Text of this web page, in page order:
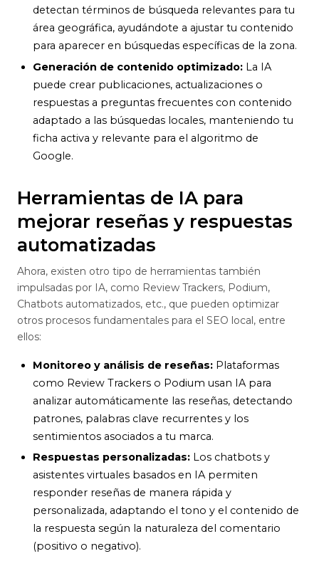
detectan términos de búsqueda relevantes para tu
área geográfica, ayudándote a ajustar tu contenido
para aparecer en búsquedas específicas de la zona.
Generación de contenido optimizado: La IA
puede crear publicaciones, actualizaciones o
respuestas a preguntas frecuentes con contenido
adaptado a las búsquedas locales, manteniendo tu
ficha activa y relevante para el algoritmo de
Google.
Herramientas de IA para
mejorar reseñas y respuestas
automatizadas
Ahora, existen otro tipo de herramientas también
impulsadas por IA, como Review Trackers, Podium,
Chatbots automatizados, etc., que pueden optimizar
otros procesos fundamentales para el SEO local, entre
ellos:
Monitoreo y análisis de reseñas: Plataformas
como Review Trackers o Podium usan IA para
analizar automáticamente las reseñas, detectando
patrones, palabras clave recurrentes y los
sentimientos asociados a tu marca.
Respuestas personalizadas: Los chatbots y
asistentes virtuales basados en IA permiten
responder reseñas de manera rápida y
personalizada, adaptando el tono y el contenido de
la respuesta según la naturaleza del comentario
(positivo o negativo).